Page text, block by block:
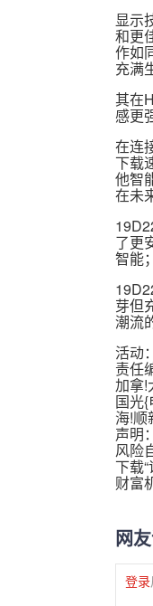
显示
和更
作如
充满
其在
感更
在连
下载
他智
在未
了更
智能
芽但
潮流
活动
责任
加拿!
国光
海!顺
声明
风险
下载
财富
网
登录